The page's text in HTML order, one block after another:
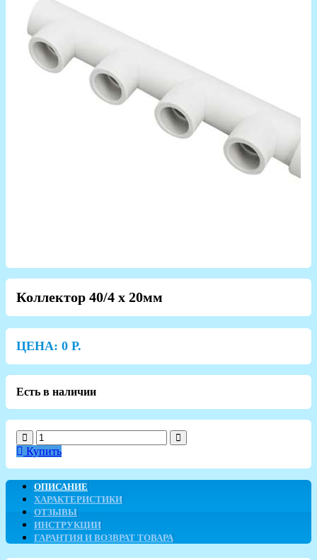
Коллектор 40/4 х 20мм
ЦЕНА: 0 Р.
Есть в наличии
Купить
ОПИСАНИЕ
ХАРАКТЕРИСТИКИ
ОТЗЫВЫ
ИНСТРУКЦИИ
ГАРАНТИЯ И ВОЗВРАТ ТОВАРА